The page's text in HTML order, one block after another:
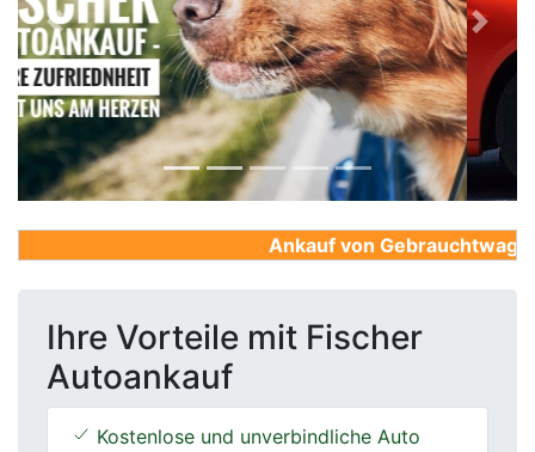
Previous Next
Ankauf von
Ihre Vorteile mit Fischer
Autoankauf
Kostenlose und unverbindliche Auto